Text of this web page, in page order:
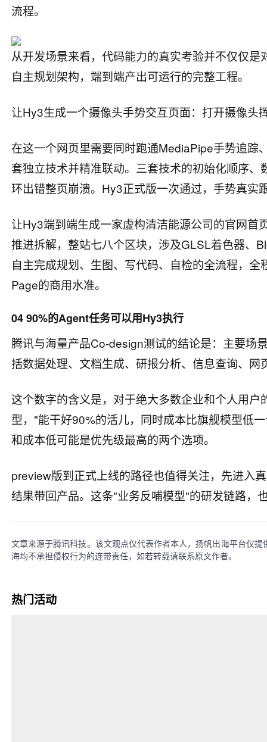
流程。
从开发场景来看，代码能力的真实考验并不仅仅
自主规划架构，端到端产出可运行的完整工程。
让Hy3生成一个摄像头手势交互页面：打开摄像
在这一个网页里需要同时跑通MediaPipe手势追
套独立技术并精准联动。三套技术的初始化顺序
环出错整页崩溃。Hy3正式版一次通过，手势真实
让Hy3端到端生成一家虚构清洁能源公司的官网
推进拆解，整站七八个区块，涉及GLSL着色器、
自主完成规划、生图、写代码、自检的全流程，
Page的商用水准。
04 90%的Agent任务可以用Hy3执行
腾讯与海量产品Co-design测试的结论是：主要场
括数据处理、文档生成、研报分析、信息查询、
这个数字的含义是，对于绝大多数企业和个人用
型，"能干好90%的活儿，同时成本比旗舰模型低
和成本低可能是优先级最高的两个选项。
preview版到正式上线的路径也值得关注，先进入
结果带回产品。这条"业务反哺模型"的研发链路，
文章来源于腾讯科技。该文观点仅代表作者本人，扬帆出海平台仅
海均不承担侵权行为的连带责任，如若转载请联系原文作者。
热门活动